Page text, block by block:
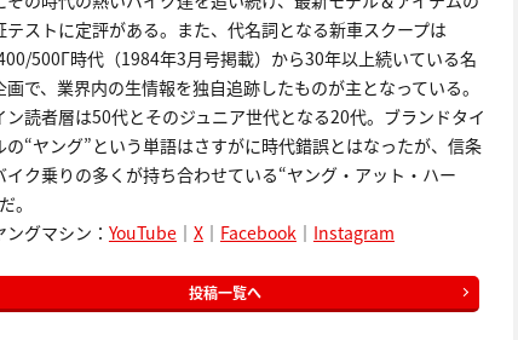
テストに定評がある。また、代名詞となる新車スクープは
500Γ時代（1984年3月号掲載）から30年以上続いている名
画で、業界内の生情報を独自追跡したものが主となっている。
ン読者層は50代とそのジュニア世代となる20代。ブランドタイ
の“ヤング”という単語はさすがに時代錯誤とはなったが、信条
イク乗りの多くが持ち合わせている“ヤング・アット・ハー
。
グマシン： YouTube｜ X｜ Facebook ｜ Instagram
投稿一覧へ